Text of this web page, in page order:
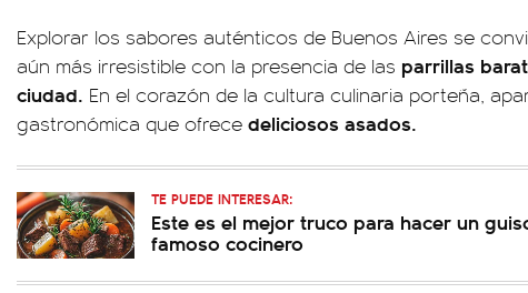
Explorar los sabores auténticos de Buenos Aires se
aún más irresistible con la presencia de las parrillas
ciudad. En el corazón de la cultura culinaria porteña,
gastronómica que ofrece deliciosos asados.
TE PUEDE INTERESAR:
Este es el mejor truco para hacer un
famoso cocinero